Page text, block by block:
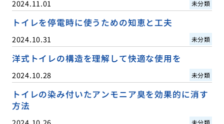
2024.11.01 未分類
トイレを停電時に使うための知恵と工夫
2024.10.31 未分類
洋式トイレの構造を理解して快適な使用を
2024.10.28 未分類
トイレの染み付いたアンモニア臭を効果的に消す
方法